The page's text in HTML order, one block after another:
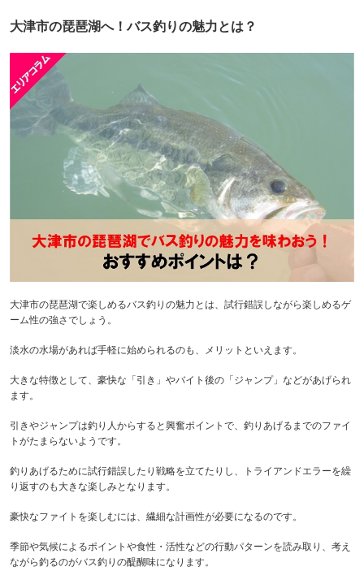
大津市の琵琶湖へ！バス釣りの魅力とは？
大津市の琵琶湖で楽しめるバス釣りの魅力とは、試行錯誤しながら楽しめるゲ
ーム性の強さでしょう。
淡水の水場があれば手軽に始められるのも、メリットといえます。
大きな特徴として、豪快な「引き」やバイト後の「ジャンプ」などがあげられ
ます。
引きやジャンプは釣り人からすると興奮ポイントで、釣りあげるまでのファイ
トがたまらないようです。
釣りあげるために試行錯誤したり戦略を立てたりし、トライアンドエラーを繰
り返すのも大きな楽しみとなります。
豪快なファイトを楽しむには、繊細な計画性が必要になるのです。
季節や気候によるポイントや食性・活性などの行動パターンを読み取り、考え
ながら釣るのがバス釣りの醍醐味になります。